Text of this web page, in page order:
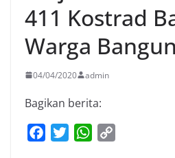
411 Kostrad
Warga
04/04/2020 admin
Bagikan berita:
W